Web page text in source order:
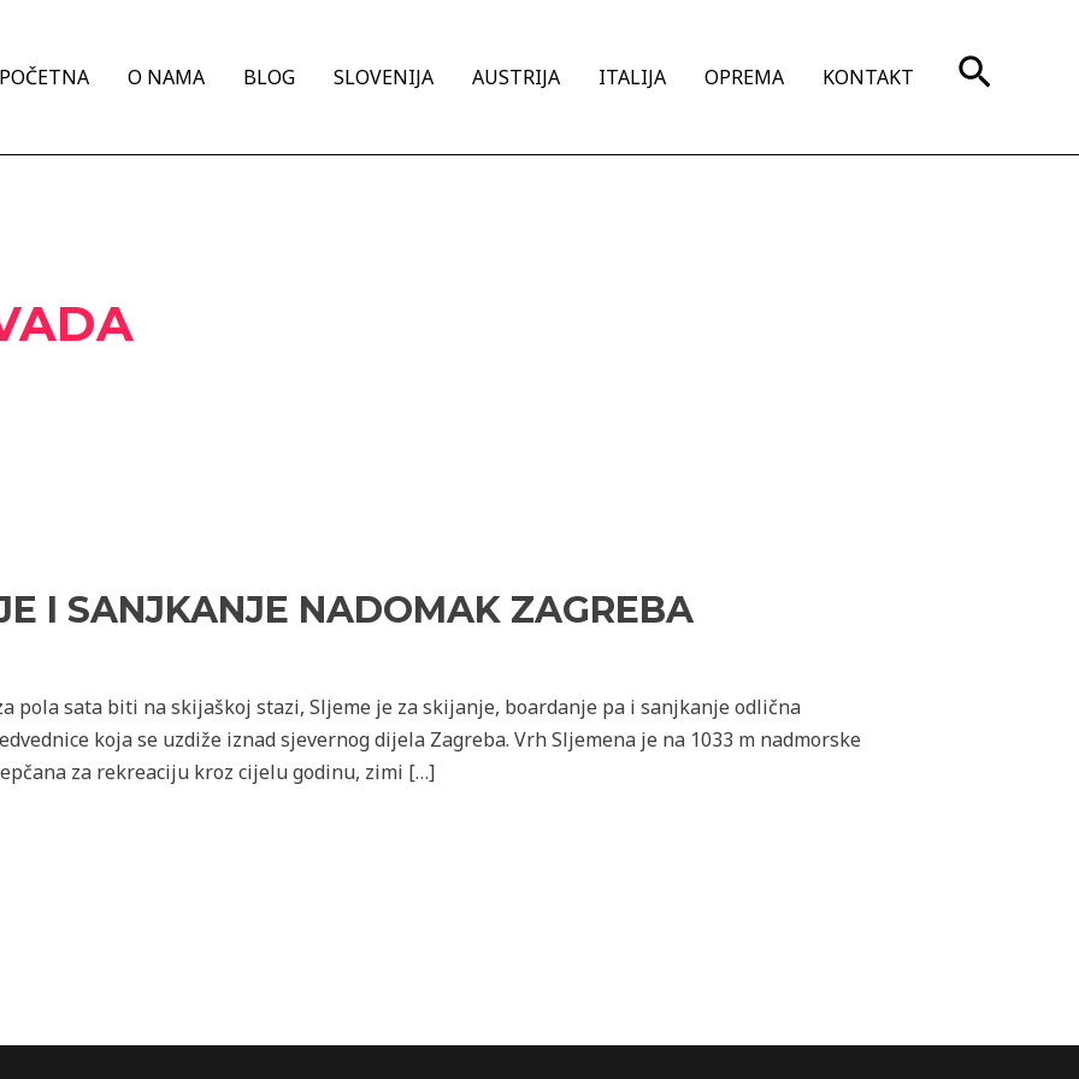
POČETNA O NAMA BLOG SLOVENIJA AUSTRIJA ITALIJA OPREMA KONTAKT Search
I SANJKANJE NADOMAK ZAGREBA
pola sata biti na skijaškoj stazi, Sljeme je za skijanje, boardanje pa i sanjkanje odlična
koja se uzdiže iznad sjevernog dijela Zagreba. Vrh Sljemena je na 1033 m nadmorske
za rekreaciju kroz cijelu godinu, zimi […]